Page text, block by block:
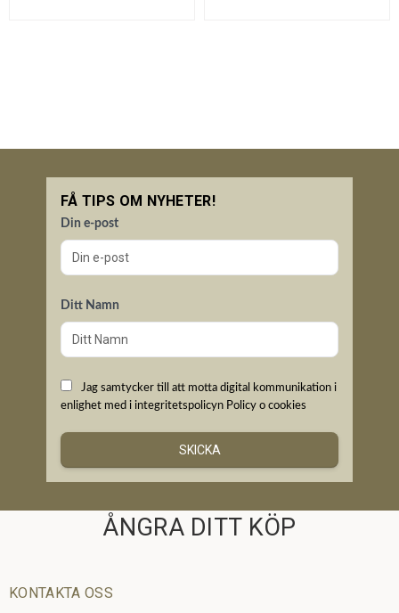
FÅ TIPS OM NYHETER!
Din e-post
Ditt Namn
Jag samtycker till att motta digital kommunikation i
enlighet med i integritetspolicyn Policy o cookies
SKICKA
ÅNGRA DITT KÖP
KONTAKTA OSS